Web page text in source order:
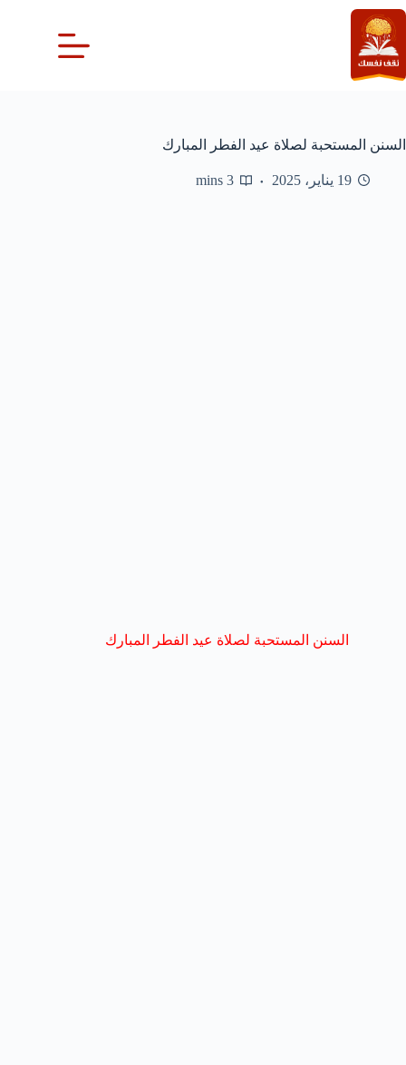
التجاوز
إلى
المحتوى
السنن المستحبة لصلاة عيد الفطر المبارك
19 يناير، 2025 3 mins
السنن المستحبة لصلاة عيد الفطر المبارك